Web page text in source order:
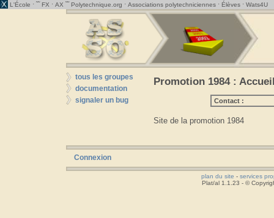
L'École · ˜˜ FX · AX ˜˜ Polytechnique.org · Associations polytechniciennes · Élèves · Wats4U
tous les groupes
documentation
signaler un bug
Promotion 1984 :
Contact :
Site de la promotion 1984
Connexion
plan du site - services
Plat/al 1.1.23 - ©